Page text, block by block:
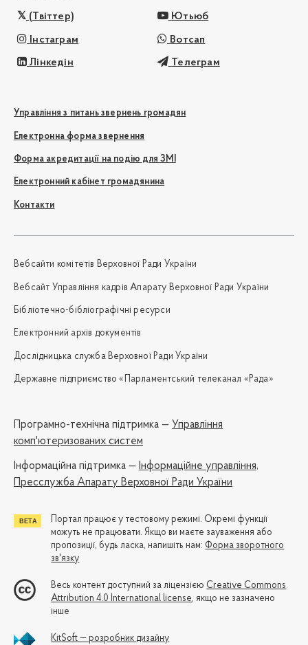
(Твіттер) Ютьюб
Інстаграм Вотсап
Лінкедін Телеграм
Управління з питань звернень громадян
Електронна форма звернення
Форма акредитації на подію для ЗМІ
Електронний кабінет громадянина
Контакти
Вебсайти комітетів Верховної Ради України
Вебсайт Управління кадрів Апарату Верховної Ради України
Бібліотечно-бібліографічні ресурси
Електронний архів документів
Дослідницька служба Верховної Ради України
Державне підприємство «Парламентський телеканал «Рада»
Програмно-технічна підтримка — Управління
комп'ютеризованих систем
Iнформаційна підтримка — Інформаційне управління,
Пресслужба Апарату Верховної Ради України
Портал працює у тестовому режимі. Окремі функції
можуть не працювати. Якщо ви маєте зауваження або
пропозиції, будь ласка, напишіть нам: Форма зворотного
зв'язку
Весь контент доступний за ліцензією Creative Commons
Attribution 4.0 International license, якщо не зазначено
інше
KitSoft — розробник дизайну